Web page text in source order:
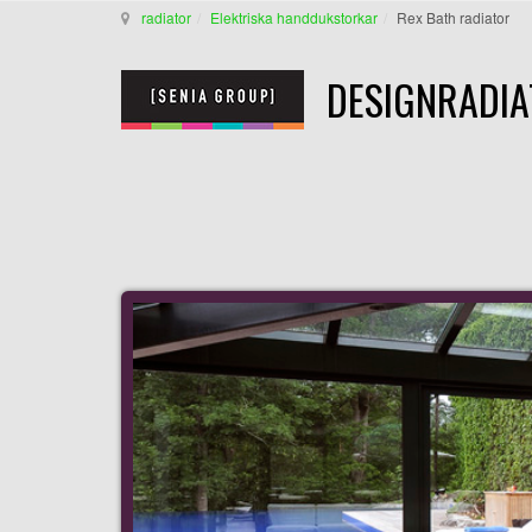
radiator Elektriska handdukstorkar Rex Bath radiator